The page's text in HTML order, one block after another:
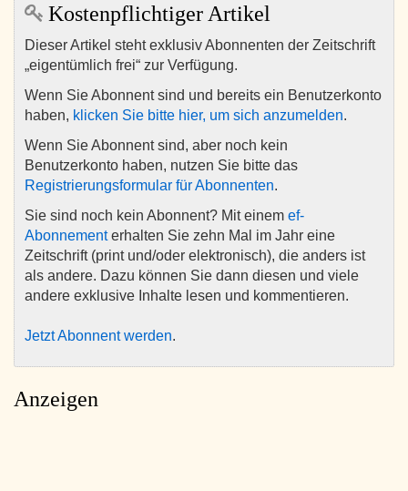
Kostenpflichtiger Artikel
Dieser Artikel steht exklusiv Abonnenten der Zeitschrift
„eigentümlich frei“ zur Verfügung.
Wenn Sie Abonnent sind und bereits ein Benutzerkonto
haben, klicken Sie bitte hier, um sich anzumelden.
Wenn Sie Abonnent sind, aber noch kein
Benutzerkonto haben, nutzen Sie bitte das
Registrierungsformular für Abonnenten.
Sie sind noch kein Abonnent? Mit einem ef-
Abonnementerhalten Sie zehn Mal im Jahr eine
Zeitschrift (print und/oder elektronisch), die anders ist
als andere. Dazu können Sie dann diesen und viele
andere exklusive Inhalte lesen und kommentieren.
Jetzt Abonnent werden.
Anzeigen